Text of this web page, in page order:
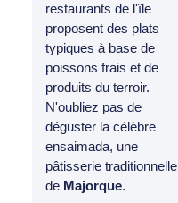
restaurants de l'île
proposent des plats
typiques à base de
poissons frais et de
produits du terroir.
N'oubliez pas de
déguster la célèbre
ensaimada, une
pâtisserie traditionnelle
de Majorque.